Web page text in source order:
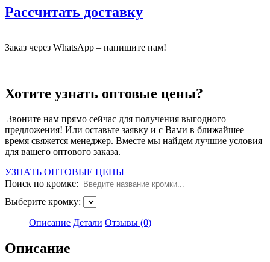
Дуб
0,4x19
К361
Рассчитать доставку
Заказ через WhatsApp – напишите нам!
Хотите узнать оптовые цены?
Звоните нам прямо сейчас для получения выгодного
предложения! Или оставьте заявку и с Вами в ближайшее
время свяжется менеджер. Вместе мы найдем лучшие условия
для вашего оптового заказа.
УЗНАТЬ ОПТОВЫЕ ЦЕНЫ
Поиск по кромке:
Выберите кромку:
Описание Детали Отзывы (0)
Описание